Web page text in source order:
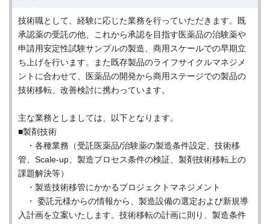
技術職として、経験に応じた業務を行っていただきます。既
承認薬の受託の他、これから承認を目指す医薬品の治験薬や
申請用安定性試験サンプルの製造、商用スケールでの早期立
ち上げを行います。また既存製品のライフサイクルマネジメ
ントに合わせて、医薬品の開発から商用ステージでの製品の
技術移転、改善検討に携わっています。
主な業務としましては、以下となります。
■製剤技術
・各種業務（受託医薬品/治験薬の製造条件設定、技術移
管、Scale-up、製造プロセス条件の検証、製剤技術移転上の
課題解決等）
・製造技術移管にかかるプロジェクトマネジメント
・ 委託元様からの情報から、製造設備の選定および新規導
入計画を立案いたします。技術移転の計画に則り、製造条件